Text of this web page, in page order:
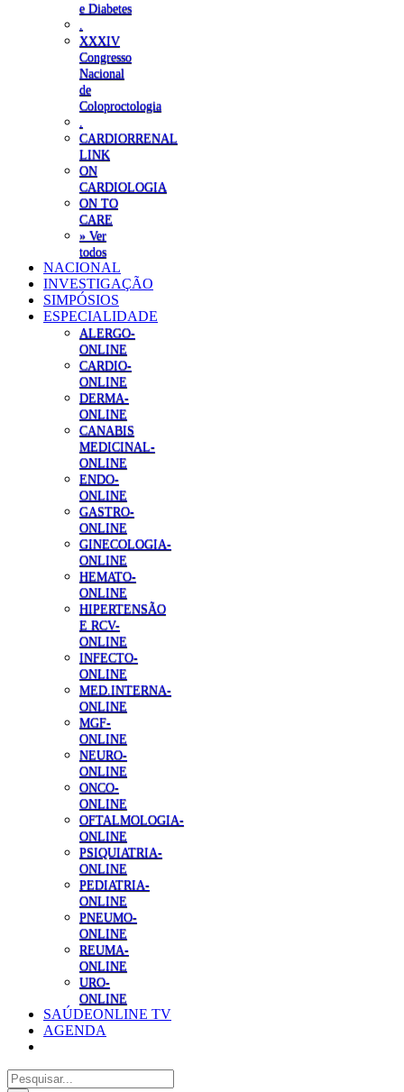
e Diabetes
XXXIV
Congresso
Nacional
de
Coloproctologia
CARDIORRENAL
LINK
ON
CARDIOLOGIA
ON TO
CARE
» Ver
todos
NACIONAL
INVESTIGAÇÃO
SIMPÓSIOS
ESPECIALIDADE
ALERGO-
ONLINE
CARDIO-
ONLINE
DERMA-
ONLINE
CANABIS
MEDICINAL-
ONLINE
ENDO-
ONLINE
GASTRO-
ONLINE
GINECOLOGIA-
ONLINE
HEMATO-
ONLINE
HIPERTENSÃO
E RCV-
ONLINE
INFECTO-
ONLINE
MED.INTERNA-
ONLINE
MGF-
ONLINE
NEURO-
ONLINE
ONCO-
ONLINE
OFTALMOLOGIA-
ONLINE
PSIQUIATRIA-
ONLINE
PEDIATRIA-
ONLINE
PNEUMO-
ONLINE
REUMA-
ONLINE
URO-
ONLINE
SAÚDEONLINE TV
AGENDA
Pesquisar